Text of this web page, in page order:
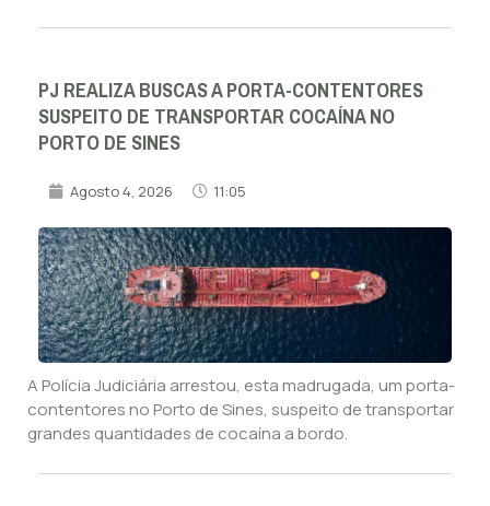
PJ REALIZA BUSCAS A PORTA-CONTENTORES
SUSPEITO DE TRANSPORTAR COCAÍNA NO
PORTO DE SINES
Agosto 4, 2026 11:05
A Polícia Judiciária arrestou, esta madrugada, um porta-
contentores no Porto de Sines, suspeito de transportar
grandes quantidades de cocaína a bordo.